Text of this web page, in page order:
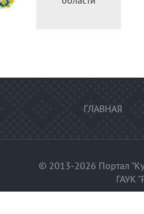
ГЛАВНАЯ
© 2013-2026 Портал
ГАУК